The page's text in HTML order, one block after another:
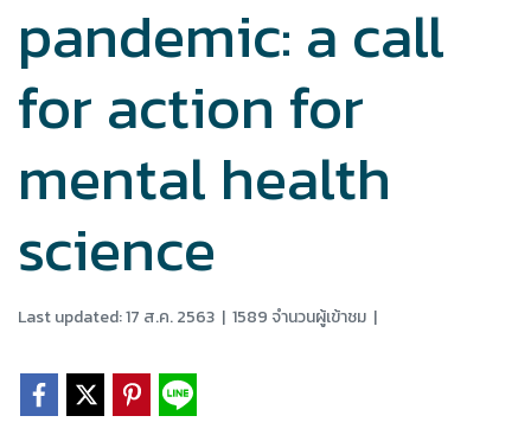
pandemic: a call
for action for
mental health
science
Last updated: 17 ส.ค. 2563 | 1589 จำนวนผู้เข้าชม |